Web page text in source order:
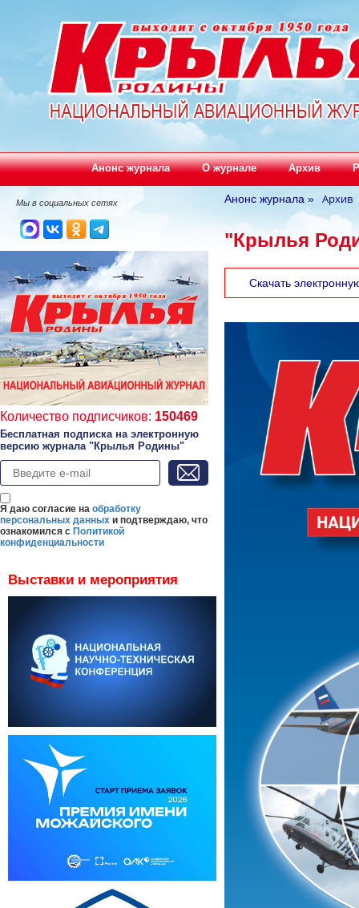
Анонс журнала О журнале Архив
Мы в социальных сетях
Количество подписчиков: 150469
Бесплатная подписка на электронную
версию журнала "Крылья Родины"
Я даю согласие на обработку
персональных данных и подтверждаю, что
ознакомился с Политикой
конфиденциальности
Выставки и мероприятия
Анонс журнала » Архив
"Крылья
Скачать